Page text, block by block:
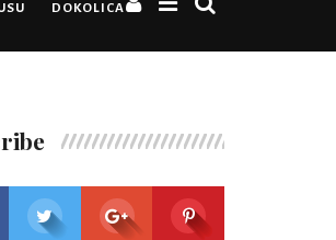
DOKOLICA